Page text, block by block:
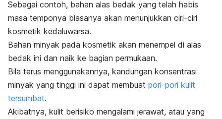
Sebagai contoh, bahan alas bedak yang telah habis
masa temponya biasanya akan menunjukkan ciri-ciri
kosmetik kedaluwarsa.
Bahan minyak pada kosmetik akan menempel di alas
bedak ini dan naik ke bagian permukaan.
Bila terus menggunakannya, kandungan konsentrasi
minyak yang tinggi ini dapat membuat pori-pori kulit
tersumbat.
Akibatnya, kulit berisiko mengalami jerawat, atau yang